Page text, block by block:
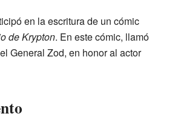
en la escritura de un cómic
de Krypton. En este cómic, llamó
General Zod, en honor al actor